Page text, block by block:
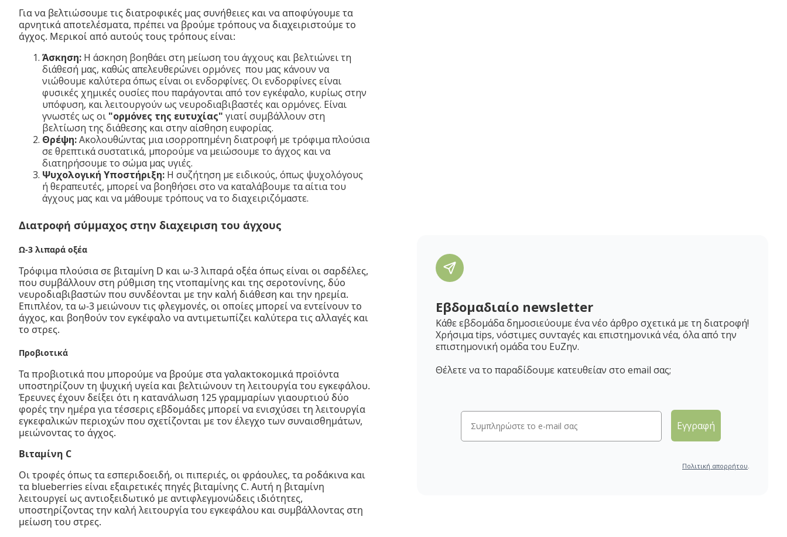
Για να βελτιώσουμε τις διατροφικές μας συνήθειες και να αποφύγουμε τα
αρνητικά αποτελέσματα, πρέπει να βρούμε τρόπους να διαχειριστούμε το
άγχος. Μερικοί από αυτούς τους τρόπους είναι:
Άσκηση: Η άσκηση βοηθάει στη μείωση του άγχους και βελτιώνει τη
διάθεσή μας, καθώς απελευθερώνει ορμόνες που μας κάνουν να
νιώθουμε καλύτερα όπως είναι οι ενδορφίνες. Οι ενδορφίνες είναι
φυσικές χημικές ουσίες που παράγονται από τον εγκέφαλο, κυρίως στην
υπόφυση, και λειτουργούν ως νευροδιαβιβαστές και ορμόνες. Είναι
γνωστές ως οι "ορμόνες της ευτυχίας" γιατί συμβάλλουν στη
βελτίωση της διάθεσης και στην αίσθηση ευφορίας.
Θρέψη:Ακολουθώντας μια ισορροπημένη διατροφή με τρόφιμα πλούσια
σε θρεπτικά συστατικά, μπορούμε να μειώσουμε το άγχος και να
διατηρήσουμε το σώμα μας υγιές.
Ψυχολογική Υποστήριξη: Η συζήτηση με ειδικούς, όπως ψυχολόγους
ή θεραπευτές, μπορεί να βοηθήσει στο να καταλάβουμε τα αίτια του
άγχους μας και να μάθουμε τρόπους να το διαχειριζόμαστε.
Διατροφή σύμμαχος στην διαχειριση του άγχους
Ω-3 λιπαρά οξέα
Τρόφιμα πλούσια σε βιταμίνη D και ω-3 λιπαρά οξέα όπως είναι οι σαρδέλες,
που συμβάλλουν στη ρύθμιση της ντοπαμίνης και της σεροτονίνης, δύο
νευροδιαβιβαστών που συνδέονται με την καλή διάθεση και την ηρεμία.
Επιπλέον, τα ω-3 μειώνουν τις φλεγμονές, οι οποίες μπορεί να εντείνουν το
άγχος, και βοηθούν τον εγκέφαλο να αντιμετωπίζει καλύτερα τις αλλαγές και
το στρες.
Προβιοτικά
Τα προβιοτικά που μπορούμε να βρούμε στα γαλακτοκομικά προϊόντα
υποστηρίζουν τη ψυχική υγεία και βελτιώνουν τη λειτουργία του εγκεφάλου.
Έρευνες έχουν δείξει ότι η κατανάλωση 125 γραμμαρίων γιαουρτιού δύο
φορές την ημέρα για τέσσερις εβδομάδες μπορεί να ενισχύσει τη λειτουργία
εγκεφαλικών περιοχών που σχετίζονται με τον έλεγχο των συναισθημάτων,
μειώνοντας το άγχος.
Βιταμίνη C
Οι τροφές όπως τα εσπεριδοειδή, οι πιπεριές, οι φράουλες, τα ροδάκινα και
τα blueberries είναι εξαιρετικές πηγές βιταμίνης C. Αυτή η βιταμίνη
λειτουργεί ως αντιοξειδωτικό με αντιφλεγμονώδεις ιδιότητες,
υποστηρίζοντας την καλή λειτουργία του εγκεφάλου και συμβάλλοντας στη
μείωση του στρες.
Εβδομαδιαίο newsletter
Κάθε εβδομάδα δημοσιεύουμε ένα νέο άρθρο σχετικά με τη διατροφή!
Χρήσιμα tips, νόστιμες συνταγές και επιστημονικά νέα, όλα από την
επιστημονική ομάδα του ΕυΖην.
Θέλετε να το παραδίδουμε κατευθείαν στο email σας;
Εγγραφή
Πολιτική απορρήτου.